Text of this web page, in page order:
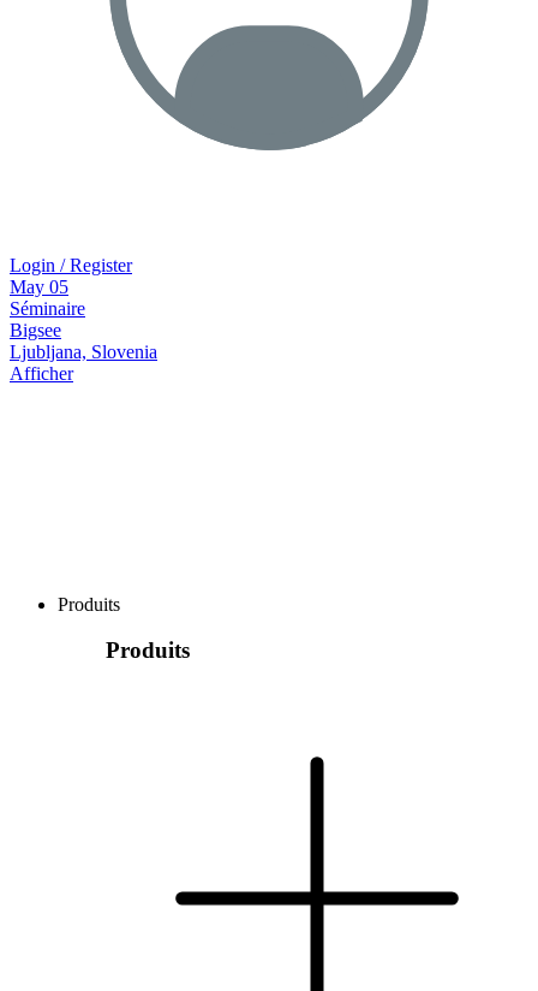
Login / Register
May 05
Séminaire
Bigsee
Ljubljana, Slovenia
Afficher
Produits
Produits